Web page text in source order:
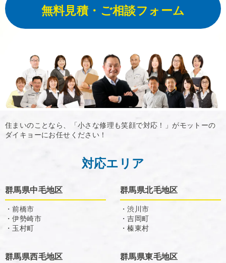
無料見積・ご相談フォーム
住まいのことなら、「小さな修理も笑顔で対応！」がモットーの
ダイキョーにお任せください！
対応エリア
群馬県中毛地区
・前橋市
・伊勢崎市
・玉村町
群馬県北毛地区
・渋川市
・吉岡町
・榛東村
群馬県西毛地区 群馬県東毛地区